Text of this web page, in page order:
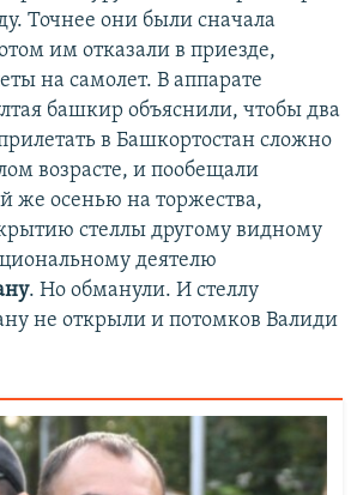
Точнее они были сначала
им отказали в приезде,
на самолет. В аппарате
башкир объяснили, чтобы два
в Башкортостан сложно
возрасте, и пообещали
же осенью на торжества,
стеллы другому видному
деятелю
. Но обманули. И стеллу
не открыли и потомков Валиди